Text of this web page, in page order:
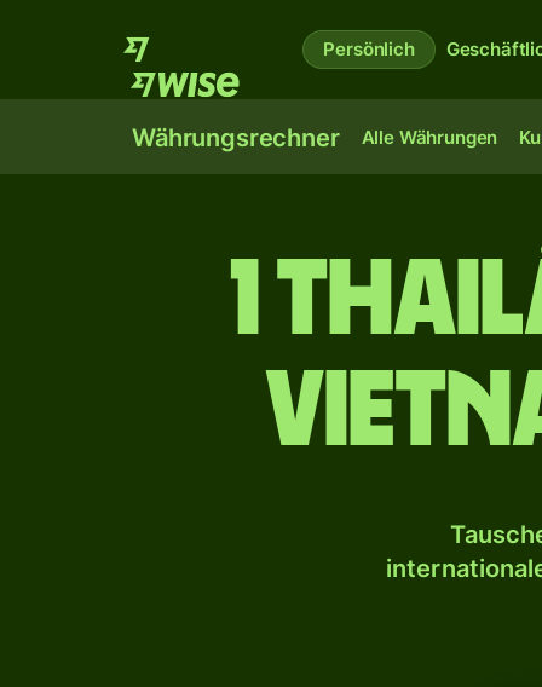
Persönlich
Währungsrechner Alle Währungen
1